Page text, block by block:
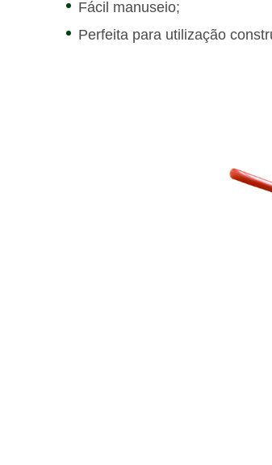
Fácil manuseio;
Perfeita para utilização